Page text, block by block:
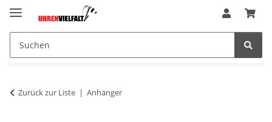
Zurück zur Liste Anhänger